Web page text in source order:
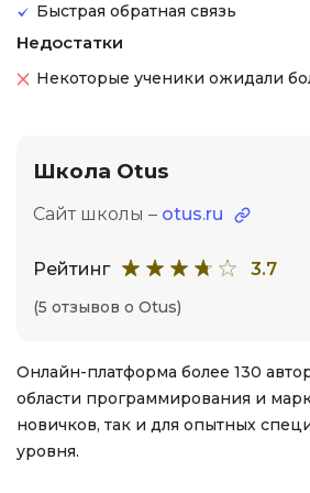
Быстрая обратная связь
Недостатки
Некоторые ученики ожидали
Школа Otus
Сайт школы – otus.ru
Рейтинг 3.7
(5 отзывов о Otus)
Онлайн-платформа более 130
области программирования и
новичков, так и для опытных
уровня.